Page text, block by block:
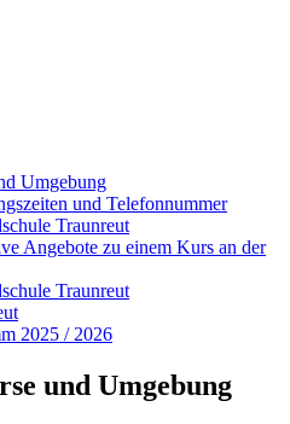
Umgebung
und Telefonnummer
Traunreut
Angebote zu einem Kurs an der
Traunreut
2025 / 2026
und Umgebung